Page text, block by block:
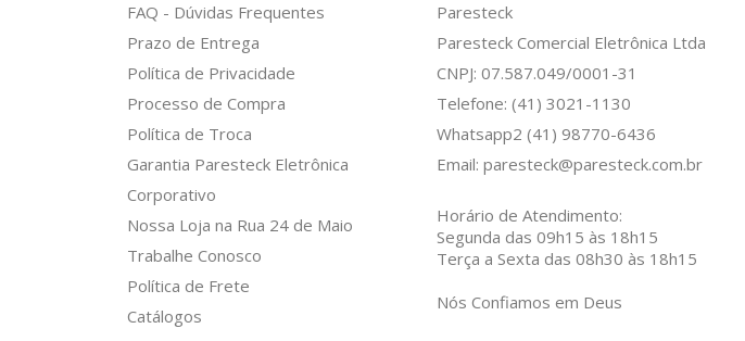
FAQ - Dúvidas Frequentes
Prazo de Entrega
Política de Privacidade
Processo de Compra
Política de Troca
Garantia Paresteck Eletrônica
Corporativo
Nossa Loja na Rua 24 de Maio
Trabalhe Conosco
Política de Frete
Catálogos
Paresteck
Paresteck Comercial Eletrônica Ltda
CNPJ: 07.587.049/0001-31
Telefone: (41) 3021-1130
Whatsapp2 (41) 98770-6436
Email: paresteck@paresteck.com.br
Horário de Atendimento:
Segunda das 09h15 às 18h15
Terça a Sexta das 08h30 às 18h15
Nós Confiamos em Deus